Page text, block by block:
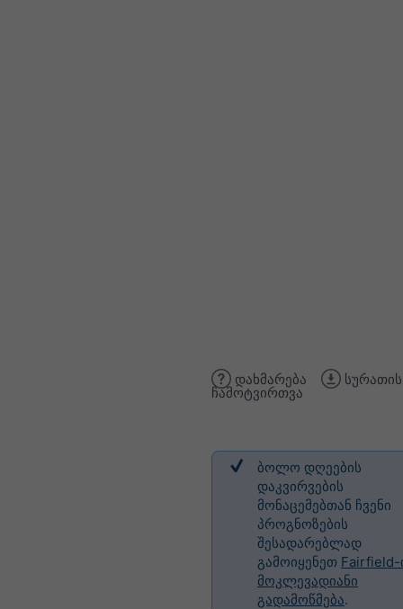
დახმარება სურათის
ჩამოტვირთვა
ბოლო დღეების
დაკვირვების
მონაცემებთან ჩვენი
პროგნოზების
შესადარებლად
გამოიყენეთ Fairfield-
მოკლევადიანი
გადამოწმება.